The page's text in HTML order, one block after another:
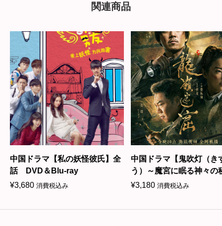
関連商品
中国ドラマ【私の妖怪彼氏】全
話 DVD＆Blu-ray
¥3,680 消費税込み
中国ドラマ【鬼吹灯（き
う）～魔宮に眠る神々の
～】全話 DVD＆Blu-
¥3,180 消費税込み